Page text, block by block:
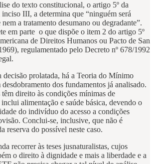
do texto constitucional, o artigo 5º da
III, a determina que “ninguém será
a tratamento desumano ou degradante”.
em parte o que dispõe o item 2 do artigo 5º
de Direitos Humanos ou Pacto de San
regulamentado pelo Decreto nº 678/1992
decisão prolatada, há a Teoria do Mínimo
dos fundamentos já analisado.
direito às condições mínimas de
alimentação e saúde básica, devendo o
do indivíduo do acesso a condições
Conclui-se, inclusive, que não é
reserva do possível neste caso.
recorrer às teses jusnaturalistas, cujos
o direito à dignidade e mais a liberdade e a